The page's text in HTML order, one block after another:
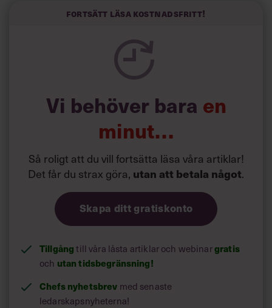
”Jag ältar inte problem, jag löser dem”, säger hon.
Fortsätt läsa kostnadsfritt!
Vi behöver bara en
minut…
Så roligt att du vill fortsätta läsa våra artiklar!
Det får du strax göra, utan att betala något.
Skapa ditt gratiskonto
Tillgång till våra låsta artiklar och webinargratis
och utan tidsbegränsning!
Chefs nyhetsbrev med senaste
ledarskapsnyheterna!